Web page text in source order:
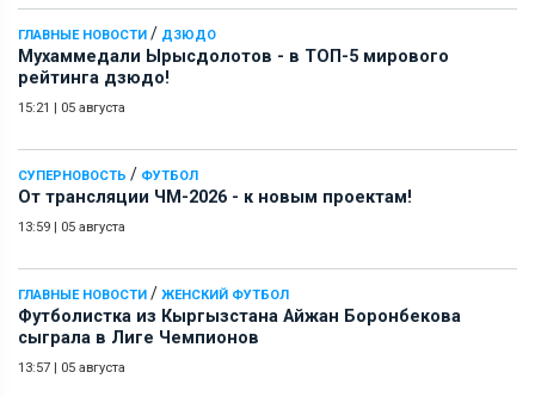
ГЛАВНЫЕ НОВОСТИ / ДЗЮДО
Мухаммедали Ырысдолотов - в ТОП-5 мирового
рейтинга дзюдо!
15:21 | 05 августа
СУПЕРНОВОСТЬ / ФУТБОЛ
От трансляции ЧМ-2026 - к новым проектам!
13:59 | 05 августа
ГЛАВНЫЕ НОВОСТИ / ЖЕНСКИЙ ФУТБОЛ
Футболистка из Кыргызстана Айжан Боронбекова
сыграла в Лиге Чемпионов
13:57 | 05 августа